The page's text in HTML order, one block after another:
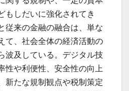
もしだいに強化されてき
従来の金融の融合は、単な
て、社会全体の経済活動の
波及している。デジタル技
性や利便性、安全性の向上
新たな規制観点や税制策定